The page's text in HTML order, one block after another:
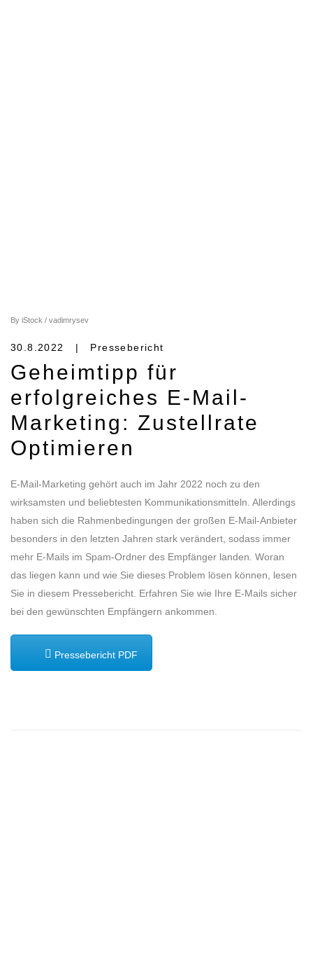
By iStock / vadimrysev
30.8.2022 | Pressebericht
Geheimtipp für
erfolgreiches E-Mail-
Marketing: Zustellrate
Optimieren
E-Mail-Marketing gehört auch im Jahr 2022 noch zu den
wirksamsten und beliebtesten Kommunikationsmitteln. Allerdings
haben sich die Rahmenbedingungen der großen E-Mail-Anbieter
besonders in den letzten Jahren stark verändert, sodass immer
mehr E-Mails im Spam-Ordner des Empfänger landen. Woran
das liegen kann und wie Sie dieses Problem lösen können, lesen
Sie in diesem Pressebericht. Erfahren Sie wie Ihre E-Mails sicher
bei den gewünschten Empfängern ankommen.
Pressebericht PDF